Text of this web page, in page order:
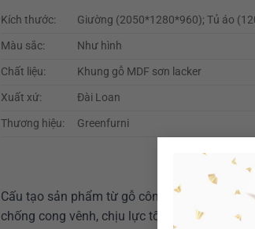
Kích thước:
Giường (2050*1280*960); Tủ áo
Màu sắc:
Như hình
Chất liệu:
Khung gỗ MDF sơn lacker
Xuất xứ:
Đài Loan
Thương hiệu:
Greenfurni
Cấu tạo sản phẩm từ gỗ công nghiệp MDF
chống cong vênh, chịu lực tốt. Chất liệu gỗ